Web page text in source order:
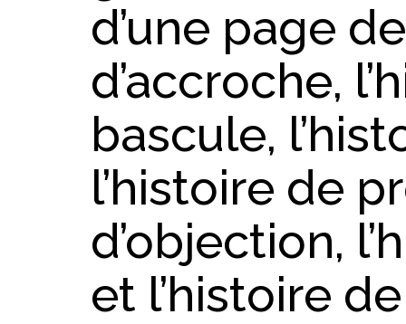
d’une page
d’accroche,
bascule,
l’histoire de
d’objection,
et l’histoire